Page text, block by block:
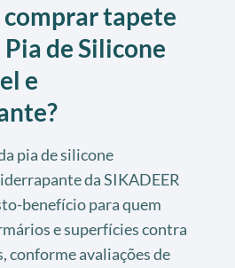
comprar tapete
de Silicone
e
pia de silicone
da SIKADEER
benefício para quem
e superfícies contra
conforme avaliações de